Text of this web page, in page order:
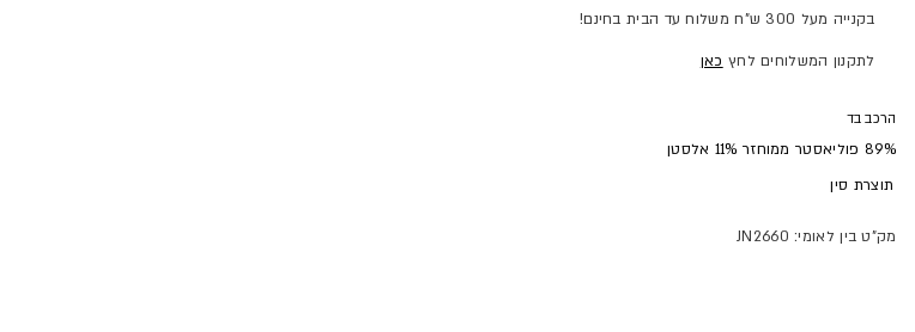
בקנייה מעל 300 ש"ח משלוח עד הבית בחינם!
לתקנון המשלוחים לחץ כאן
הרכב בד
89% פוליאסטר ממוחזר 11% אלסטן
תוצרת סין
מק"ט בין לאומי: JN2660